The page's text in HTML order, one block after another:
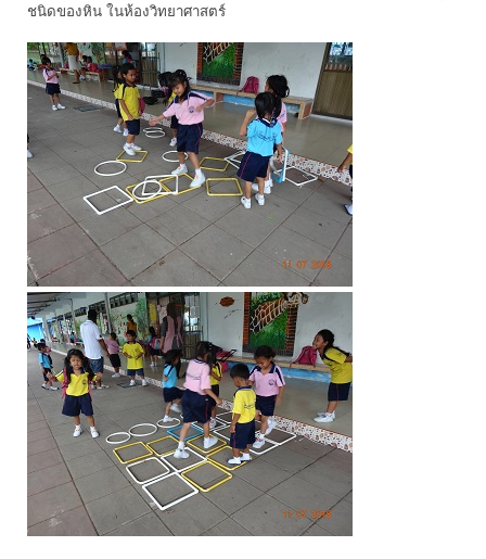
ชนิดของหิน ในห้องวิทยาศาสตร์